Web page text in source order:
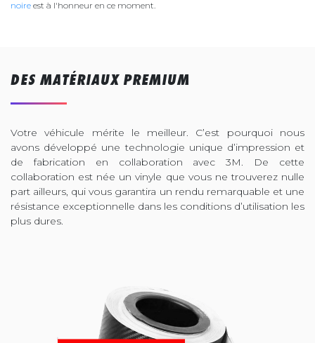
noire est à l'honneur en ce moment.
DES MATÉRIAUX PREMIUM
Votre véhicule mérite le meilleur. C’est pourquoi nous
avons développé une technologie unique d’impression et
de fabrication en collaboration avec 3M. De cette
collaboration est née un vinyle que vous ne trouverez nulle
part ailleurs, qui vous garantira un rendu remarquable et une
résistance exceptionnelle dans les conditions d’utilisation les
plus dures.